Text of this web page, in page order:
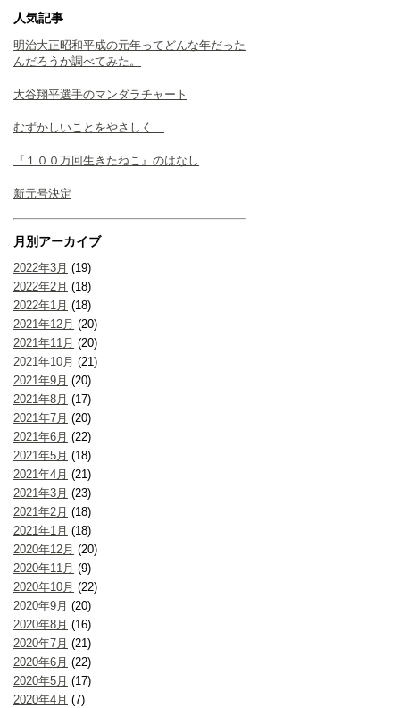
人気記事
明治大正昭和平成の元年ってどんな年だった
んだろうか調べてみた。
大谷翔平選手のマンダラチャート
むずかしいことをやさしく…
『１００万回生きたねこ』のはなし
新元号決定
月別アーカイブ
2022年3月 (19)
2022年2月 (18)
2022年1月 (18)
2021年12月 (20)
2021年11月 (20)
2021年10月 (21)
2021年9月 (20)
2021年8月 (17)
2021年7月 (20)
2021年6月 (22)
2021年5月 (18)
2021年4月 (21)
2021年3月 (23)
2021年2月 (18)
2021年1月 (18)
2020年12月 (20)
2020年11月 (9)
2020年10月 (22)
2020年9月 (20)
2020年8月 (16)
2020年7月 (21)
2020年6月 (22)
2020年5月 (17)
2020年4月 (7)